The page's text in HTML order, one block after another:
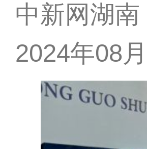
中新网湖
2024年08